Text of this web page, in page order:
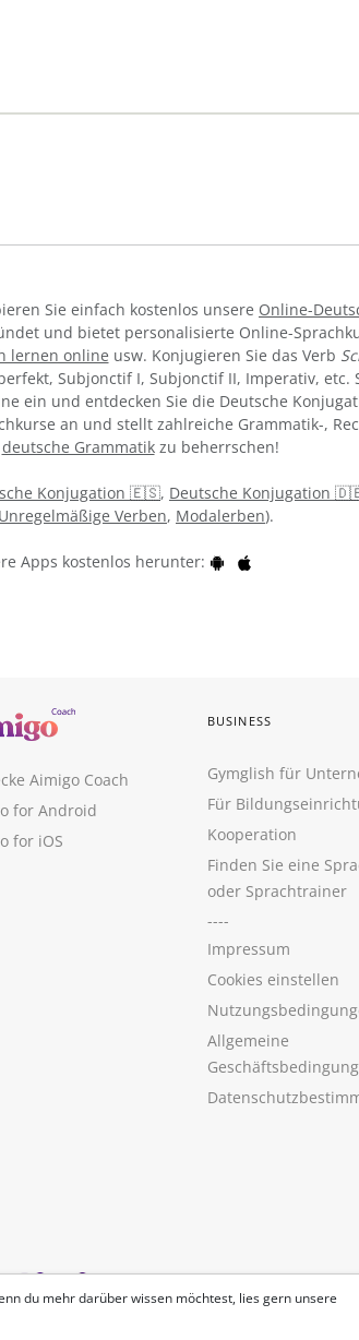
Sie einfach kostenlos unsere Online-
und bietet personalisierte Online-
lernen online usw. Konjugieren Sie das Verb
Subjonctif I, Subjonctif II, Imperativ, etc.
ein und entdecken Sie die Deutsche
an und stellt zahlreiche Grammatik-,
deutsche Grammatikzu beherrschen!
Konjugation 🇪🇸, Deutsche Konjugation
Unregelmäßige Verben, Modalerben).
Apps kostenlos herunter:
du mehr darüber wissen möchtest, lies gern unsere
Aimigo Coach
for Android
for iOS
BUSINESS
Gymglish für
Für
Kooperation
Finden Sie eine
oder Sprachtrainer
----
Impressum
Cookies einstellen
Allgemeine